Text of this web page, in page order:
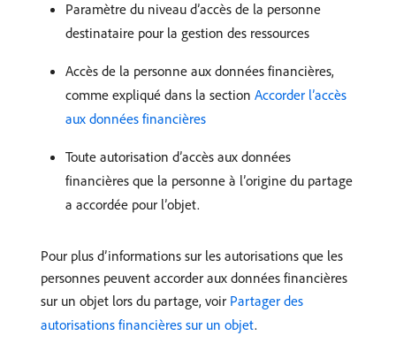
Paramètre du niveau d’accès de la personne
destinataire pour la gestion des ressources
Accès de la personne aux données financières,
comme expliqué dans la section Accorder l’accès
aux données financières
Toute autorisation d’accès aux données
financières que la personne à l’origine du partage
a accordée pour l’objet.
Pour plus d’informations sur les autorisations que les
personnes peuvent accorder aux données financières
sur un objet lors du partage, voir Partager des
autorisations financières sur un objet.